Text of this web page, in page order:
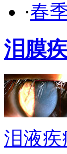
·春
泪膜
泪液疾